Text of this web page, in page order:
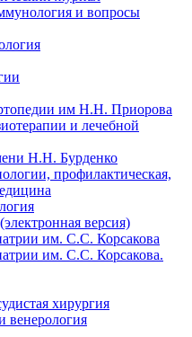
и вопросы
им Н.Н. Приорова
и лечебной
Н.Н. Бурденко
профилактическая,
версия)
им. С.С. Корсакова
им. С.С. Корсакова.
хирургия
венерология